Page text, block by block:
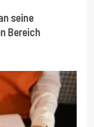
seine
Bereich